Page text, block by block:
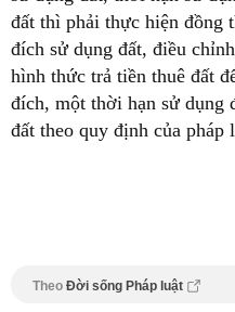
đất thì phải thực hiện đồng
đích sử dụng đất, điều
hình thức trả tiền thuê đất
đích, một thời hạn sử dụng
đất theo quy định của pháp
Theo Đời sống Pháp luật